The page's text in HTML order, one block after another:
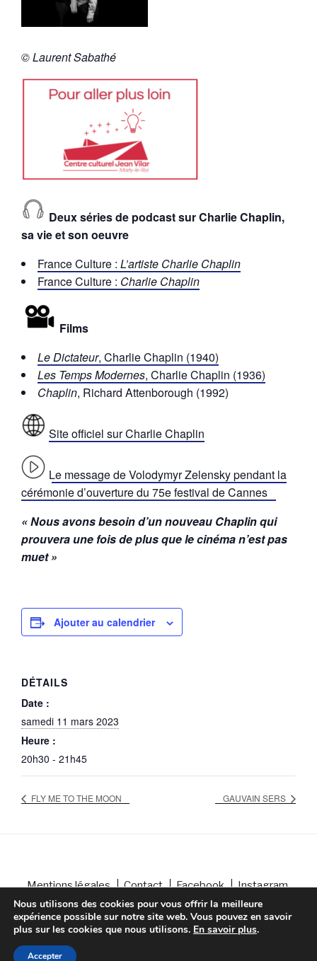
© Laurent Sabathé
Deux séries de podcast sur Charlie Chaplin,
sa vie et son oeuvre
France Culture : L’artiste Charlie Chaplin
France Culture : Charlie Chaplin
Films
Le Dictateur, Charlie Chaplin (1940)
Les Temps Modernes, Charlie Chaplin (1936)
Chaplin, Richard Attenborough (1992)
Site officiel sur Charlie Chaplin
Le message de Volodymyr Zelensky pendant la
cérémonie d’ouverture du 75e festival de Cannes
« Nous avons besoin d’un nouveau Chaplin qui
prouvera une fois de plus que le cinéma n’est pas
muet »
Ajouter au calendrier
DÉTAILS
Date :
samedi 11 mars 2023
Heure :
20h30 - 21h45
FLY ME TO THE MOON GAUVAIN SERS
Mentions légales Contact Facebook
Instagram
Conception : Altelis
Nous utilisons des cookies pour vous offrir la meilleure
expérience possible sur notre site web. Vous pouvez en savoir
plus sur les cookies que nous utilisons. En savoir plus.
Accepter